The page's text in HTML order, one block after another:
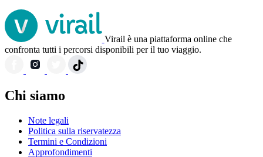
Virail è una piattaforma online che
confronta tutti i percorsi disponibili per il tuo viaggio.
Chi siamo
Note legali
Politica sulla riservatezza
Termini e Condizioni
Approfondimenti